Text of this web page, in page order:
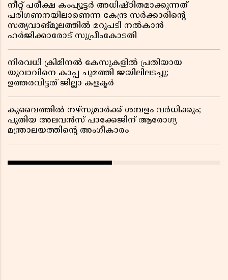
നീറ്റ് പരീക്ഷ കംപ്യൂട്ടർ അധിഷ്ഠിതമാക്കുന്നത്
പരിഗണനയിലാണെന്ന കേന്ദ്ര സർക്കാരിൻ്റെ
സത്യവാങ്മൂലത്തിൽ മറുപടി നൽകാൻ
ഹർജിക്കാരോട് സുപ്രീംകോടതി
നിരവധി ക്രിമിനൽ കേസുകളിൽ പ്രതിയായ
യുവാവിനെ കാപ്പ ചുമത്തി ജയിലിലടച്ചു;
ഉത്തരവിട്ടത് ജില്ലാ കളക്ടർ
കുവൈത്തിൽ നഴ്‌സുമാർക്ക് ശമ്പളം വർധിക്കും;
പുതിയ അലവൻസ് പാക്കേജിന് ആരോഗ്യ
മന്ത്രാലയത്തിൻ്റെ അംഗീകാരം